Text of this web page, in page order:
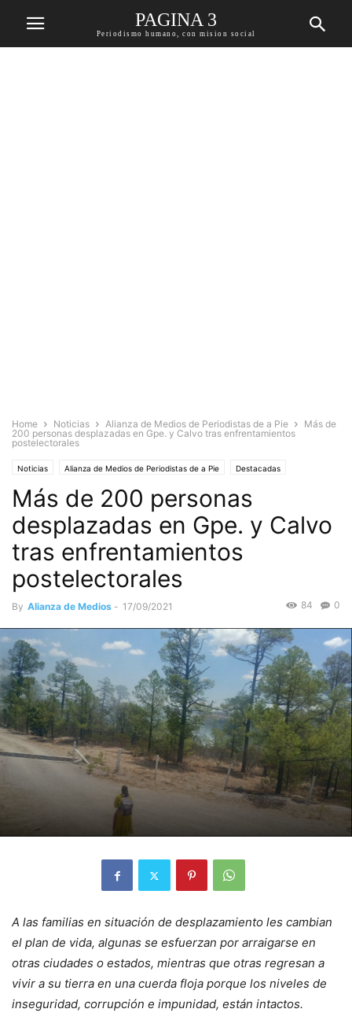
PAGINA 3
Periodismo humano, con mision social
Home Noticias Alianza de Medios de Periodistas de a Pie
Más de
200 personas desplazadas en Gpe. y Calvo tras enfrentamientos
postelectorales
Noticias Alianza de Medios de Periodistas de a Pie Destacadas
Nacionales Sociedad
Más de 200 personas
desplazadas en Gpe. y Calvo
tras enfrentamientos
postelectorales
By Alianza de Medios - 17/09/2021 0
84
A las familias en situación de desplazamiento les cambian
el plan de vida, algunas se esfuerzan por arraigarse en
otras ciudades o estados, mientras que otras regresan a
vivir a su tierra en una cuerda floja porque los niveles de
inseguridad, corrupción e impunidad, están intactos.